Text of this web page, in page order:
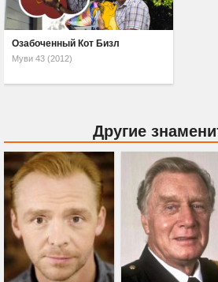
Озабоченный Кот Бизл
Муви 43 (2012)
Другие